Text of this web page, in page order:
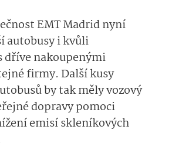
EMT Madrid nyní
autobusy i kvůli
dříve nakoupenými
firmy. Další kusy
by tak měly vozový
dopravy pomoci
emisí skleníkových